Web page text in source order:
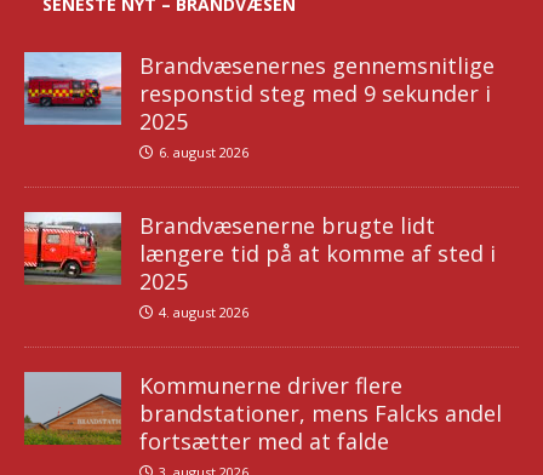
Brandvæsenernes gennemsnitlige
responstid steg med 9 sekunder i
2025
6. august 2026
Brandvæsenerne brugte lidt
længere tid på at komme af sted i
2025
4. august 2026
Kommunerne driver flere
brandstationer, mens Falcks andel
fortsætter med at falde